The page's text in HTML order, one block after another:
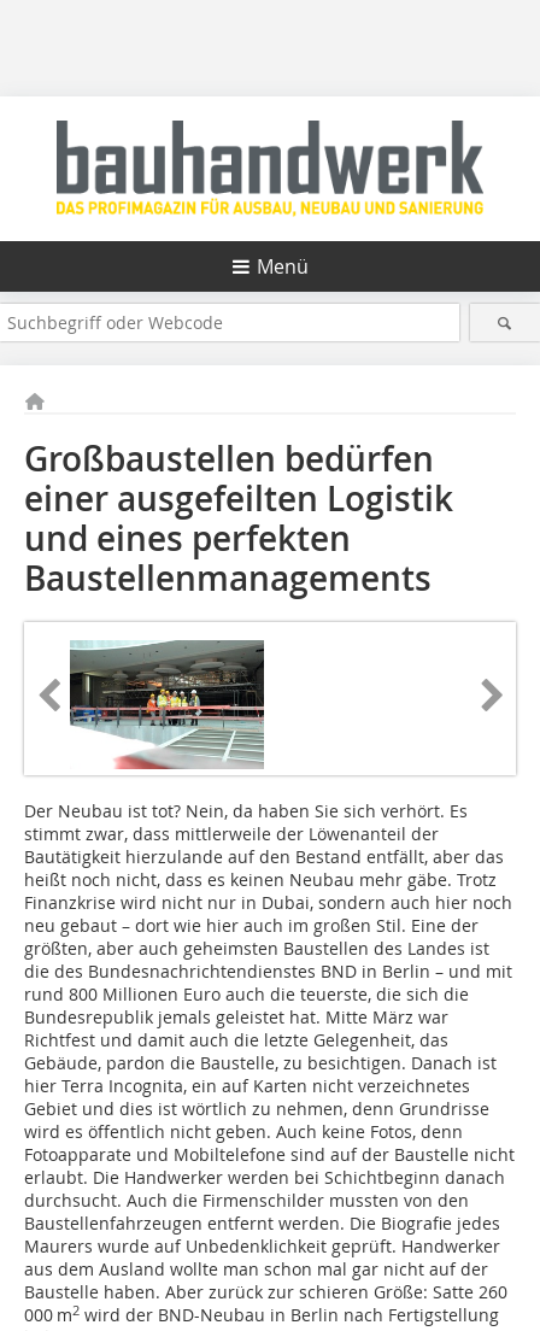
Menü
Großbaustellen bedürfen
einer ausgefeilten Logistik
und eines perfekten
Baustellenmanagements
Der Neubau ist tot? Nein, da haben Sie sich verhört. Es
stimmt zwar, dass mittlerweile der Löwenanteil der
Bautätigkeit hierzulande auf den Bestand entfällt, aber das
heißt noch nicht, dass es keinen Neubau mehr gäbe. Trotz
Finanzkrise wird nicht nur in Dubai, sondern auch hier noch
neu gebaut – dort wie hier auch im großen Stil. Eine der
größten, aber auch geheimsten Baustellen des Landes ist
die des Bundesnachrichtendienstes BND in Berlin – und mit
rund 800 Millionen Euro auch die teuerste, die sich die
Bundesrepublik jemals geleistet hat. Mitte März war
Richtfest und damit auch die letzte Gelegenheit, das
Gebäude, pardon die Baustelle, zu besichtigen. Danach ist
hier Terra Incognita, ein auf Karten nicht verzeichnetes
Gebiet und dies ist wörtlich zu nehmen, denn Grundrisse
wird es öffentlich nicht geben. Auch keine Fotos, denn
Fotoapparate und Mobiltelefone sind auf der Baustelle nicht
erlaubt. Die Handwerker werden bei Schichtbeginn danach
durchsucht. Auch die Firmenschilder mussten von den
Baustellenfahrzeugen entfernt werden. Die Biografie jedes
Maurers wurde auf Unbedenklichkeit geprüft. Handwerker
aus dem Ausland wollte man schon mal gar nicht auf der
Baustelle haben. Aber zurück zur schieren Größe: Satte 260
000 m2 wird der BND-Neubau in Berlin nach Fertigstellung